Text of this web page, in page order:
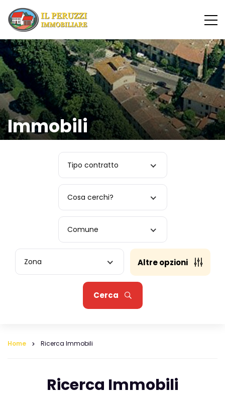
Immobili
Tipo contratto
Cosa cerchi?
Comune
Zona Altre opzioni
Cerca
Home Ricerca Immobili
Ricerca Immobili